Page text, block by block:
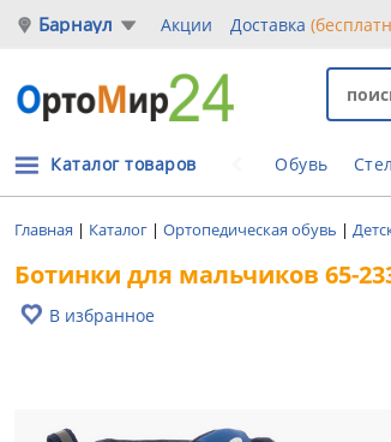
Барнаул Акции Доставка
Обувь
Каталог товаров
Главная | Каталог | Ортопедическая обувь |
Ботинки для мальчиков 65-
В избранное